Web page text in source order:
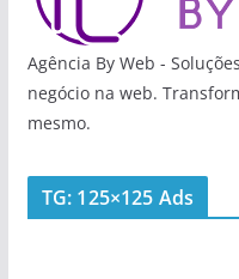
Agência By Web -
negócio na web.
mesmo.
TG: 125×125 Ads